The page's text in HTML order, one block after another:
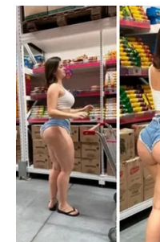
Umasirajte: Nanesite
potpuno ne upije. Jutarnja
vodom.
Za optimalne rezultate,
napravite alergotest tako
stranu ruke i pričekate 30
Koristite ovu nježnu
pripremu kože prije